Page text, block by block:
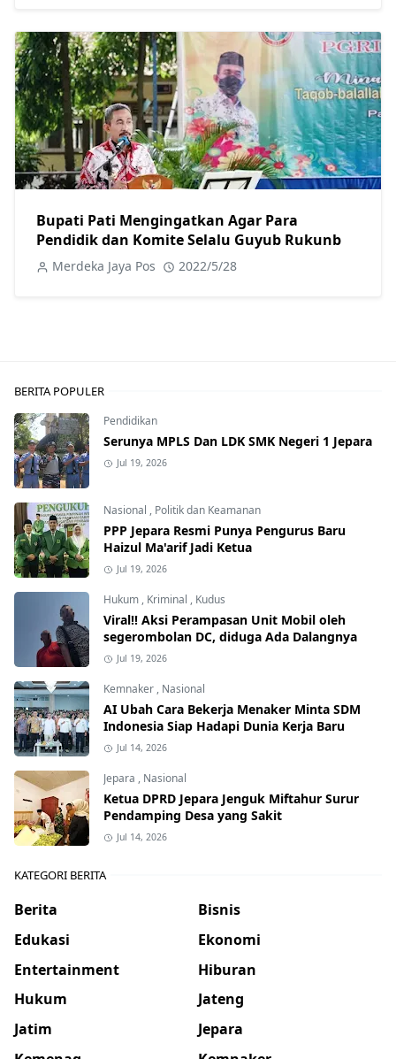
Bupati Pati Mengingatkan Agar Para
Pendidik dan Komite Selalu Guyub Rukunb
Merdeka Jaya Pos 2022/5/28
BERITA POPULER
Pendidikan
Serunya MPLS Dan LDK SMK Negeri 1 Jepara
Jul 19, 2026
Nasional , Politik dan Keamanan
PPP Jepara Resmi Punya Pengurus Baru
Haizul Ma'arif Jadi Ketua
Jul 19, 2026
Hukum, Kriminal , Kudus
Viral!! Aksi Perampasan Unit Mobil oleh
segerombolan DC, diduga Ada Dalangnya
Jul 19, 2026
Kemnaker, Nasional
AI Ubah Cara Bekerja Menaker Minta SDM
Indonesia Siap Hadapi Dunia Kerja Baru
Jul 14, 2026
Jepara , Nasional
Ketua DPRD Jepara Jenguk Miftahur Surur
Pendamping Desa yang Sakit
Jul 14, 2026
KATEGORI BERITA
Berita
Bisnis
Edukasi
Ekonomi
Entertainment
Hiburan
Hukum
Jateng
Jatim
Jepara